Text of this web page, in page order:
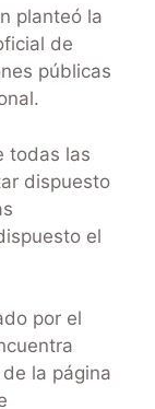
planteó la
de
públicas
todas las
dispuesto
el
por el
la página